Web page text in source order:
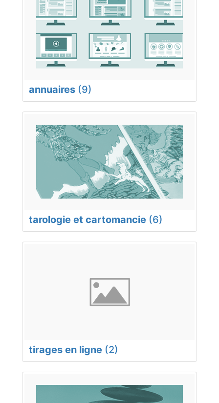
annuaires (9)
tarologie et cartomancie (6)
tirages en ligne (2)